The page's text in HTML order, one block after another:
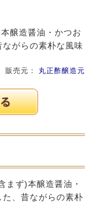
醸造醤油・かつお
がらの素朴な風味
販売元： 丸正酢醸造元
まず)本醸造醤油・
、昔ながらの素朴